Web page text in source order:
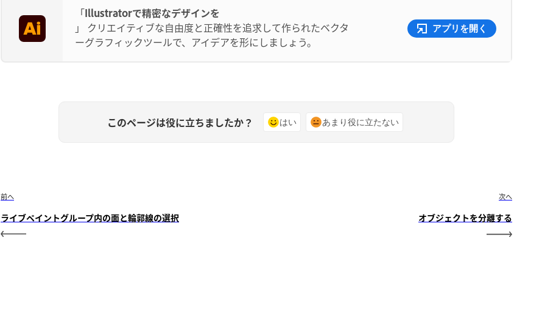
「Illustratorで精密なデザインを
」 クリエイティブな自由度と正確性を追求して作られたベクタ
ーグラフィックツールで、アイデアを形にしましょう。
アプリを開く
このページは役に立ちましたか？ はい あまり役に立たない
前へ
ライブペイントグループ内の面と輪郭線の選択
次へ
オブジェクトを分離する